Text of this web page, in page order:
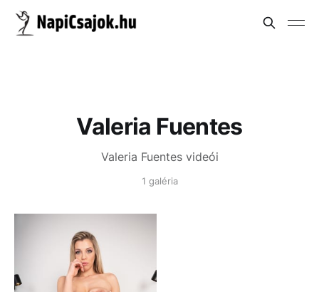
Valeria Fuentes
Valeria Fuentes videói
1 galéria